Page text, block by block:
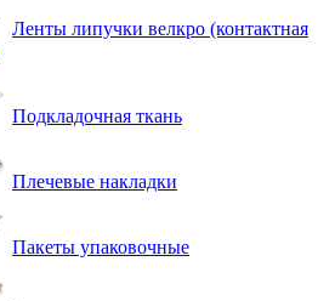
Ленты липучки велкро (контактная
Подкладочная ткань
Плечевые накладки
Пакеты упаковочные